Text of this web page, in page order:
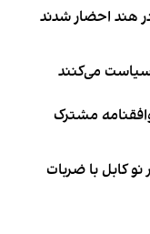
هند احضار شدند
می‌کنند
مشترک
کابل با ضربات